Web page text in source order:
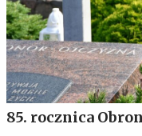
85. rocznica